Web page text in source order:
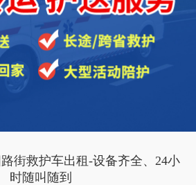
路街救护车出租-设备齐全、24小
时随叫随到